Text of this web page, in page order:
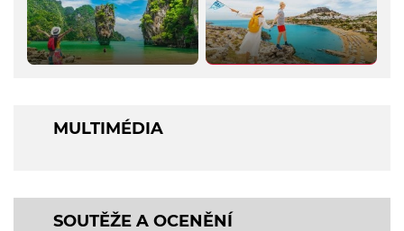
MULTIMÉDIA
SOUTĚŽE A OCENĚNÍ